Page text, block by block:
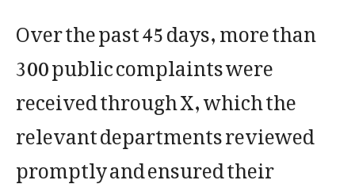
Over the past 45 days, more than
300 public complaints were
received through X, which the
relevant departments reviewed
promptly and ensured their